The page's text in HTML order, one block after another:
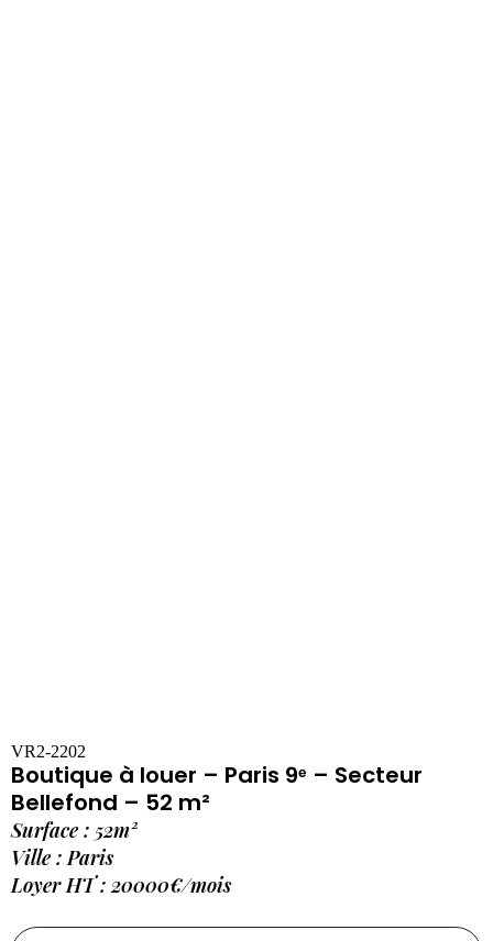
VR2-2202
Boutique à louer – Paris 9ᵉ – Secteur
Bellefond – 52 m²
Surface : 52m²
Ville : Paris
Loyer HT : 20000€/mois